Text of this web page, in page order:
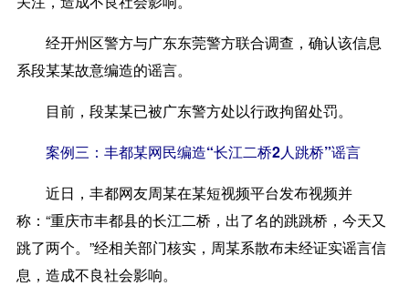
经开州区警方与广东东莞警方联合调查，确认该信息
系段某某故意编造的谣言。
目前，段某某已被广东警方处以行政拘留处罚。
案例三：丰都某网民编造“长江二桥2人跳桥”谣言
近日，丰都网友周某在某短视频平台发布视频并
称：“重庆市丰都县的长江二桥，出了名的跳跳桥，今天又
跳了两个。”经相关部门核实，周某系散布未经证实谣言信
息，造成不良社会影响。